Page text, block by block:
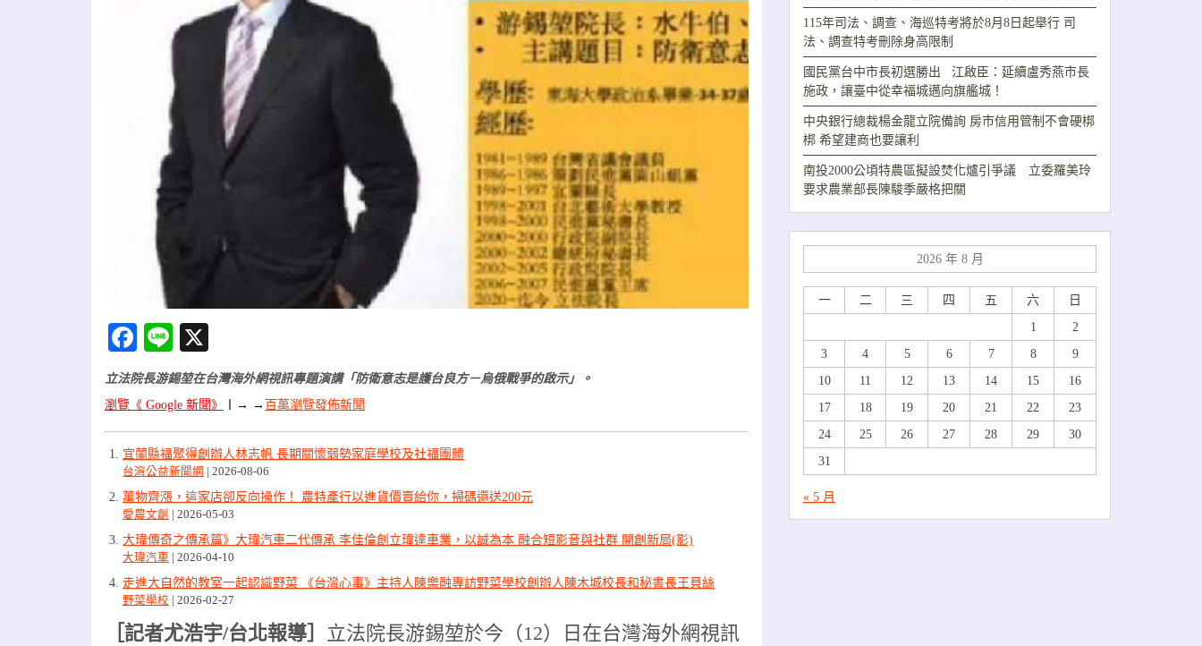
Facebook
Line
立法院長游錫堃在台灣海外網視訊專題演講「防衛意志是護台良方－烏俄戰爭的啟示」。
瀏覽《 Google 新聞》
→ → 百萬瀏覽發佈新聞
宜蘭縣福聚得創辦人林志帆 長期關懷弱勢家庭學校及社福團體
台灣公益新聞網 2026-08-06
萬物齊漲，這家店卻反向操作！ 農特產行以進貨價賣給你，掃碼還送200元
愛農文創 2026-05-03
大瑋傳奇之傳承篇》大瑋汽車二代傳承 李佳倫創立瑋達車業，以誠為本 融合短影音與社群 開創新局(影)
大瑋汽車 2026-04-10
走進大自然的教室一起認識野菜 《台灣心事》主持人陳樂融專訪野菜學校創辦人陳木城校長和秘書長王貝絲
野菜學校 2026-02-27
［記者尤浩宇/台北報導］ 立法院長游錫堃於今（12）日在台灣海外網視訊
115年司法、調查、海巡特考將於8月8日起舉行 司
法、調查特考刪除身高限制
國民黨台中市長初選勝出 江啟臣：延續盧秀燕市長
施政，讓臺中從幸福城邁向旗艦城！
中央銀行總裁楊金龍立院備詢 房市信用管制不會硬梆
梆 希望建商也要讓利
南投2000公頃特農區擬設焚化爐引爭議 立委羅美玲
要求農業部長陳駿季嚴格把關
2026 年 8 月
一 二 三 四 五 六
日
1
2
3
4 5 6 7 8
9
10
11 12 13 14 15
16
17
18 19 20 21 22
23
24
25 26 27 28 29
30
31
« 5 月